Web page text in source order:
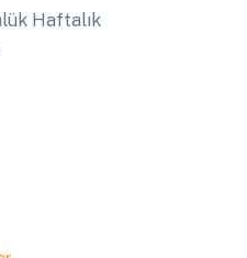
Haftalık